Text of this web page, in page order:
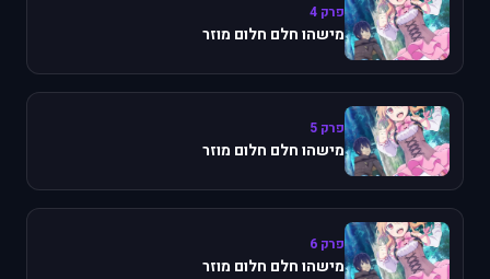
פרק 4
מישהו חלם חלום מוזר
פרק 5
מישהו חלם חלום מוזר
פרק 6
מישהו חלם חלום מוזר